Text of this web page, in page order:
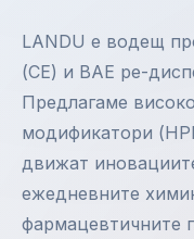
LANDU е водещ
(CE) и ВАЕ ре-
Предлагаме
модификатори
движат
ежедневните
фармацевтичните